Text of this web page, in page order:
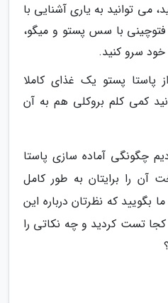
می توانید به یاری آشنایی با
فتوچینی با سس پستو و میگو،
خود سرو کنید.
پاستا پستو یک غذای کاملا
کمی کلم بروکلی هم به آن
چگونگی آماده سازی پاستا
آن را برایتان به طور کامل
بگویید که نظرتان درباره این
کجا تست کردید و چه نکاتی را